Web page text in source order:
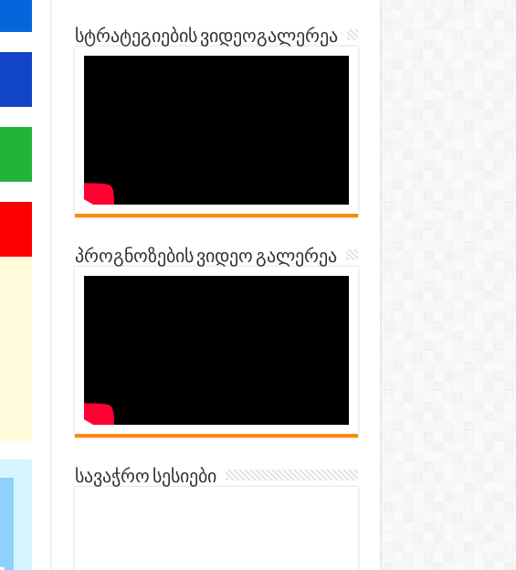
სტრატეგიების ვიდეოგალერეა
პროგნოზების ვიდეო გალერეა
სავაჭრო სესიები